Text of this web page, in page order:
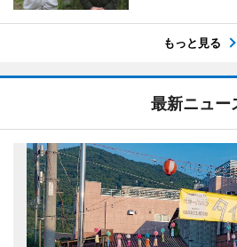
もっと見る
最新ニュー